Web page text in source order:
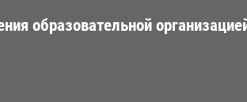
образовательной